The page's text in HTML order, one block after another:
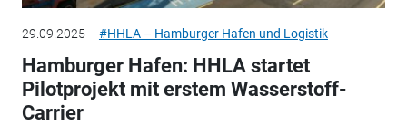
29.09.2025 #HHLA – Hamburger Hafen und Logistik
Hamburger Hafen: HHLA startet
Pilotprojekt mit erstem Wasserstoff-
Carrier